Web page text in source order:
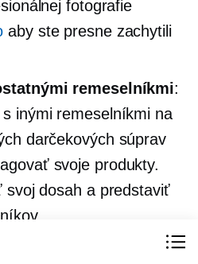
fotografie
aby ste presne zachytili
remeselníkmi:
inými remeselníkmi na
darčekových súprav
svoje produkty.
dosah a predstaviť